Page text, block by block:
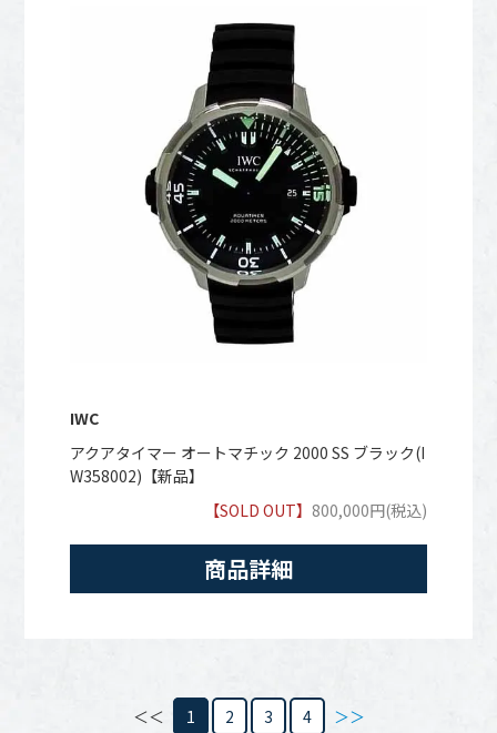
IWC
アクアタイマー オートマチック 2000 SS ブラック(I
W358002)【新品】
【SOLD OUT】800,000円(税込)
商品詳細
＜＜ 1 2 3 4 ＞＞